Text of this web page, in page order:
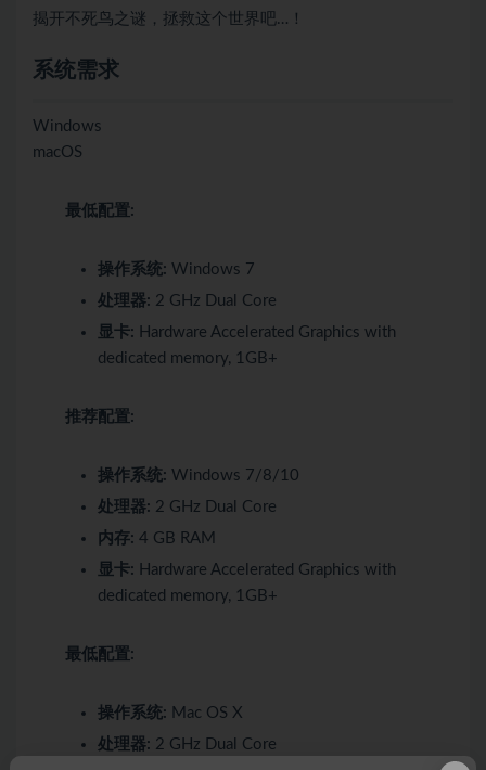
揭开不死鸟之谜，拯救这个世界吧…！
系统需求
Windows
macOS
最低配置:
操作系统: Windows 7
处理器: 2 GHz Dual Core
显卡: Hardware Accelerated Graphics with
dedicated memory, 1GB+
推荐配置:
操作系统: Windows 7/8/10
处理器: 2 GHz Dual Core
内存: 4 GB RAM
显卡: Hardware Accelerated Graphics with
dedicated memory, 1GB+
最低配置:
操作系统: Mac OS X
处理器: 2 GHz Dual Core